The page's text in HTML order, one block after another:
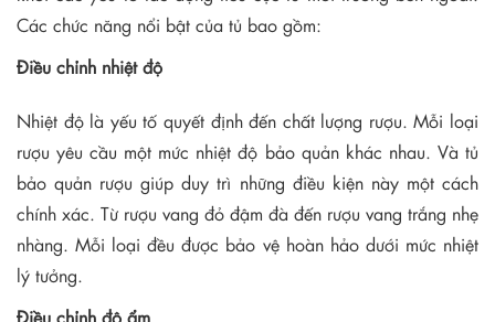
Các chức năng nổi bật của tủ bao gồm:
Điều chỉnh nhiệt độ
Nhiệt độ là yếu tố quyết định đến chất lượng rượu. Mỗi loại
rượu yêu cầu một mức nhiệt độ bảo quản khác nhau. Và tủ
bảo quản rượu giúp duy trì những điều kiện này một cách
chính xác. Từ rượu vang đỏ đậm đà đến rượu vang trắng nhẹ
nhàng. Mỗi loại đều được bảo vệ hoàn hảo dưới mức nhiệt
lý tưởng.